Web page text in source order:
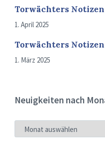
Torwächters Notizen
1. April 2025
Torwächters Notizen
1. März 2025
Neuigkeiten nach
NEUIGKEITEN
NACH